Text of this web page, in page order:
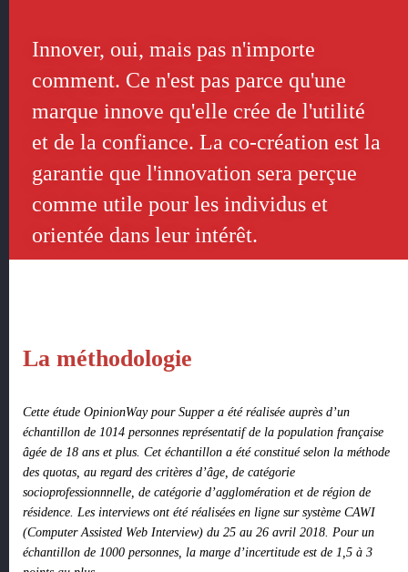
Innover, oui, mais pas n'importe
comment. Ce n'est pas parce qu'une
marque innove qu'elle crée de l'utilité
et de la confiance. La co-création est la
garantie que l'innovation sera perçue
comme utile pour les individus et
orientée dans leur intérêt.
La méthodologie
Cette étude OpinionWay pour Supper a été réalisée auprès d’un
échantillon de 1014 personnes représentatif de la population française
âgée de 18 ans et plus. Cet échantillon a été constitué selon la méthode
des quotas, au regard des critères d’âge, de catégorie
socioprofessionnnelle, de catégorie d’agglomération et de région de
résidence. Les interviews ont été réalisées en ligne sur système CAWI
(Computer Assisted Web Interview) du 25 au 26 avril 2018. Pour un
échantillon de 1000 personnes, la marge d’incertitude est de 1,5 à 3